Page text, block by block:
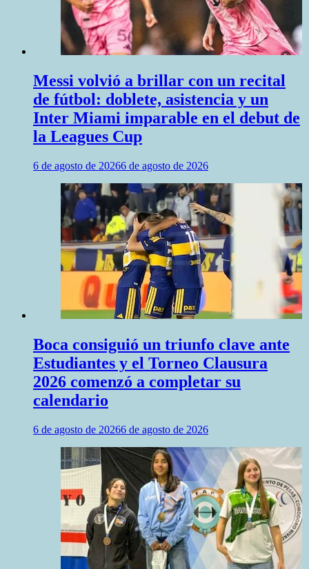
Messi volvió a brillar con un recital
de fútbol: doblete, asistencia y un
Inter Miami imparable en el debut de
la Leagues Cup
6 de agosto de 20266 de agosto de 2026
Boca consiguió un triunfo clave ante
Estudiantes y el Torneo Clausura
2026 comenzó a completar su
calendario
6 de agosto de 20266 de agosto de 2026